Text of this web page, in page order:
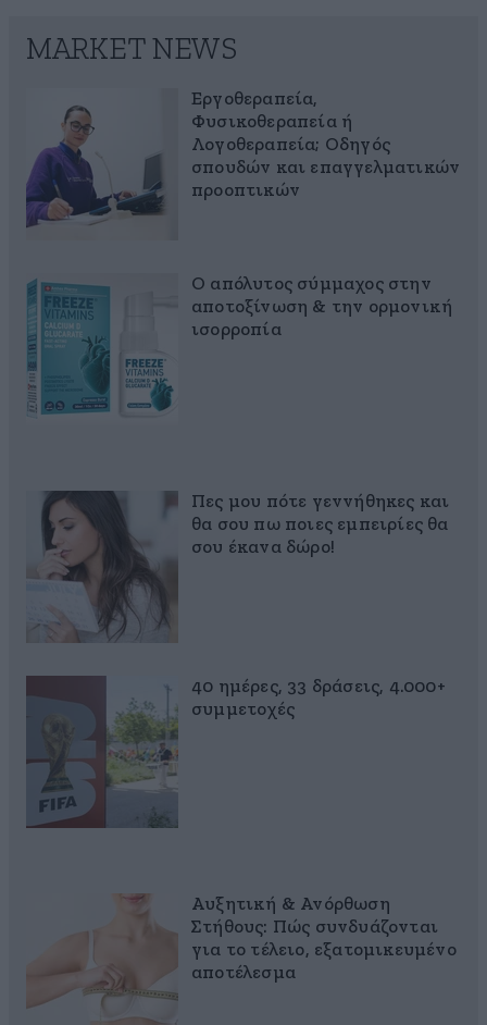
MARKET NEWS
Εργοθεραπεία,
Φυσικοθεραπεία ή
Λογοθεραπεία; Οδηγός
σπουδών και επαγγελματικών
προοπτικών
Ο απόλυτος σύμμαχος στην
αποτοξίνωση & την ορμονική
ισορροπία
Πες μου πότε γεννήθηκες και
θα σου πω ποιες εμπειρίες θα
σου έκανα δώρο!
40 ημέρες, 33 δράσεις, 4.000+
συμμετοχές
Αυξητική & Ανόρθωση
Στήθους: Πώς συνδυάζονται
για το τέλειο, εξατομικευμένο
αποτέλεσμα